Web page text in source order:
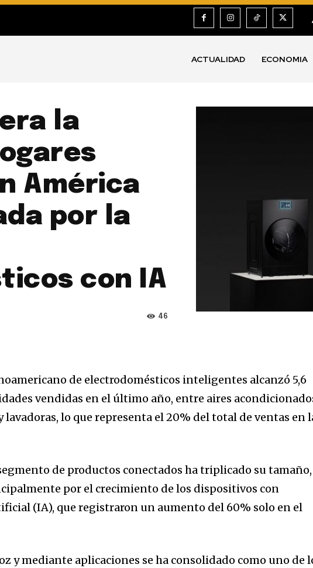
ACTUALIDAD ECONOMIA
la
América
por la
con IA
46
de electrodomésticos inteligentes alcanzó 5,6
vendidas en el último año, entre aires
lavadoras, lo que representa el 20% del total de ventas en
de productos conectados ha triplicado su tamaño,
por el crecimiento de los dispositivos con
(IA), que registraron un aumento del 60% solo en el
y mediante aplicaciones se ha consolidado como uno de